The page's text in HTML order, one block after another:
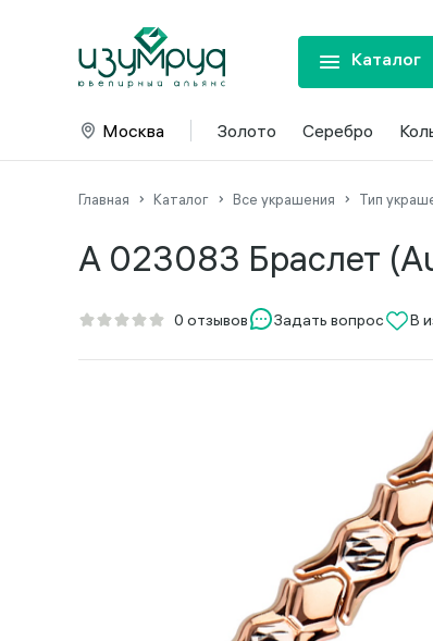
Каталог
Москва Золото Серебро
Главная Каталог Все украшения Тип
А 023083 Браслет
Задать вопрос